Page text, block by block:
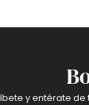
y entérate